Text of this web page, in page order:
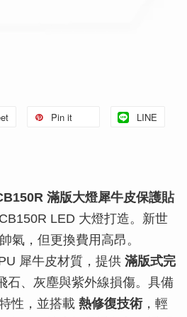
Pin it LINE
滿版大燈犀牛皮保護貼
LED 大燈打造。新世
氣，但更換費用高昂。
犀牛皮材質，提供 滿版式完
石、灰塵與紫外線損傷。具備
性，並搭載 熱修復技術，輕